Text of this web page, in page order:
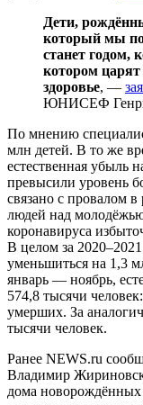
Дети,
который мы
станет годом,
котором царят
здоровье, —
ЮНИСЕФ
По мнению
млн детей. В то же
естественная убыль
превысили уровень
связано с провалом
людей над
коронавируса
В целом за
уменьшиться на 1,3
январь — ноябрь,
574,8 тысячи
умерших. За
тысячи человек.
Ранее NEWS.ru
Владимир
дома новорождённых